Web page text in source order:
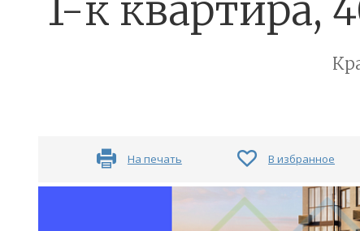
1-к квартира,
На печать В избранное